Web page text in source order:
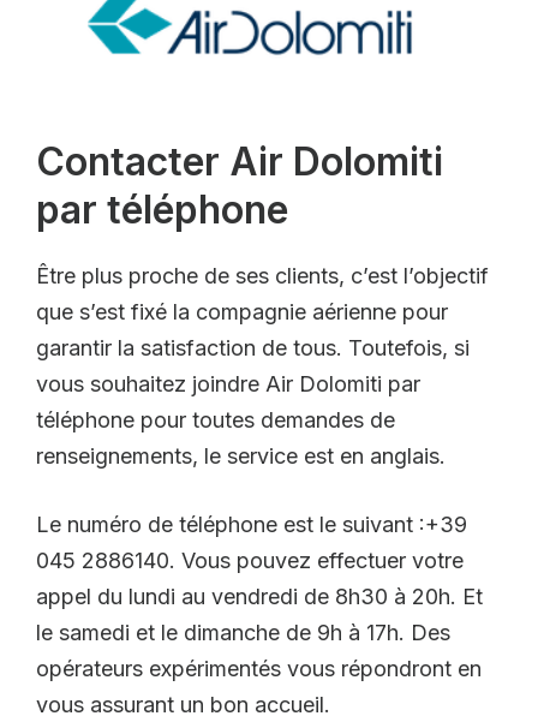
Contacter Air Dolomiti
par téléphone
Être plus proche de ses clients, c’est l’objectif
que s’est fixé la compagnie aérienne pour
garantir la satisfaction de tous. Toutefois, si
vous souhaitez joindre Air Dolomiti par
téléphone pour toutes demandes de
renseignements, le service est en anglais.
Le numéro de téléphone est le suivant :+39
045 2886140. Vous pouvez effectuer votre
appel du lundi au vendredi de 8h30 à 20h. Et
le samedi et le dimanche de 9h à 17h. Des
opérateurs expérimentés vous répondront en
vous assurant un bon accueil.